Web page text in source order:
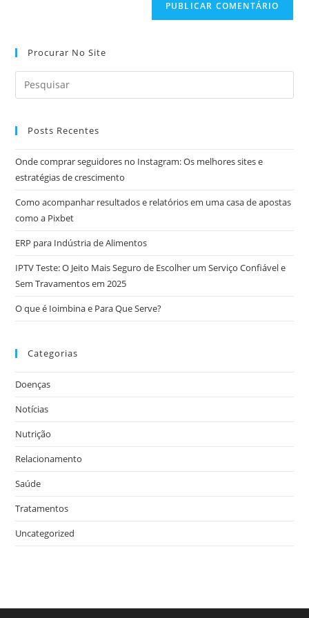
Procurar No Site
Posts Recentes
Onde comprar seguidores no Instagram: Os melhores sites e
estratégias de crescimento
Como acompanhar resultados e relatórios em uma casa de apostas
como a Pixbet
ERP para Indústria de Alimentos
IPTV Teste: O Jeito Mais Seguro de Escolher um Serviço Confiável e
Sem Travamentos em 2025
O que é Ioimbina e Para Que Serve?
Categorias
Doenças
Notícias
Nutrição
Relacionamento
Saúde
Tratamentos
Uncategorized